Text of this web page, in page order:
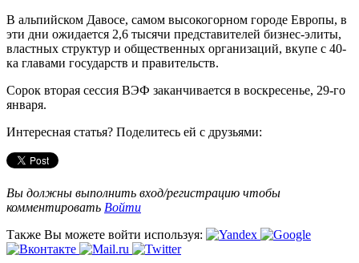
В альпийском Давосе, самом высокогорном городе Европы, в
эти дни ожидается 2,6 тысячи представителей бизнес-элиты,
властных структур и общественных организаций, вкупе с 40-
ка главами государств и правительств.
Сорок вторая сессия ВЭФ заканчивается в воскресенье, 29-го
января.
Интересная статья? Поделитесь ей с друзьями:
Вы должны выполнить вход/регистрацию чтобы
комментировать Войти
Также Вы можете войти используя: